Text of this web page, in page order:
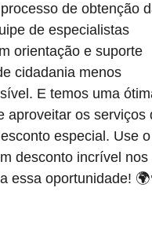
de obtenção
de especialistas
orientação e suporte
cidadania menos
E temos uma
aproveitar os serviços
especial. Use o
desconto incrível nos
essa oportunidade!